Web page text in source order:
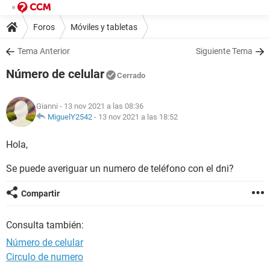
Foros Móviles y tabletas
Tema Anterior Siguiente Tema
Número de celular Cerrado
Gianni - 13 nov 2021 a las 08:36
MiguelY2542 - 13 nov 2021 a las 18:52
Hola,
Se puede averiguar un numero de teléfono con el dni?
Compartir
Consulta también:
Número de celular
Circulo de numero